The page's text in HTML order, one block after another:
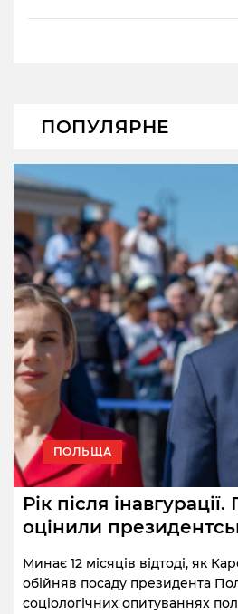
ПОПУЛЯРНЕ
ПОЛЬЩА
Рік після
оцінили
Минає 12 місяців відтоді, як
обійняв посаду президента
соціологічних опитуваннях